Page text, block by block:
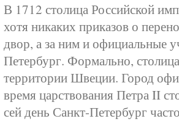
В 1712 столица Российской
хотя никаких приказов о
двор, а за ним и официальные
Петербург. Формально,
территории Швеции. Город
время царствования Петра II
сей день Санкт-Петербург